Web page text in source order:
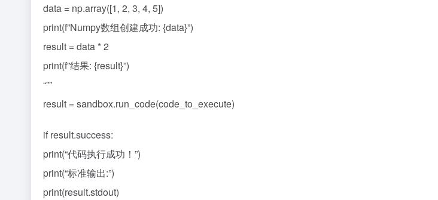
data = np.array([1, 2, 3, 4, 5])
print(f”Numpy数组创建成功: {data}”)
result = data * 2
print(f”结果: {result}”)
“””
result = sandbox.run_code(code_to_execute)
if result.success:
print(“代码执行成功！”)
print(“标准输出:”)
print(result.stdout)